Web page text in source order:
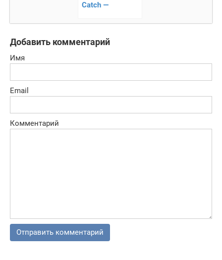
Catch —
игра
Добавить комментарий
Имя
Email
Комментарий